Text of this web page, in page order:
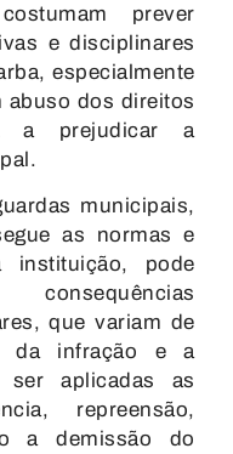
prever
e disciplinares
especialmente
abuso dos direitos
a prejudicar a
municipais,
as normas e
instituição, pode
que variam de
da infração e a
ser aplicadas as
repreensão,
a demissão do